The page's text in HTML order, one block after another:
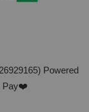
Powered
Pay❤️